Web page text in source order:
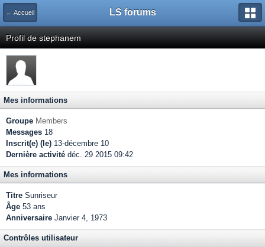
← Accueil LS forums
Profil de stephanem
Mes informations
Groupe Members
Messages 18
Inscrit(e) (le) 13-décembre 10
Dernière activité déc. 29 2015 09:42
Mes informations
Titre Sunriseur
Âge 53 ans
Anniversaire Janvier 4, 1973
Contrôles utilisateur